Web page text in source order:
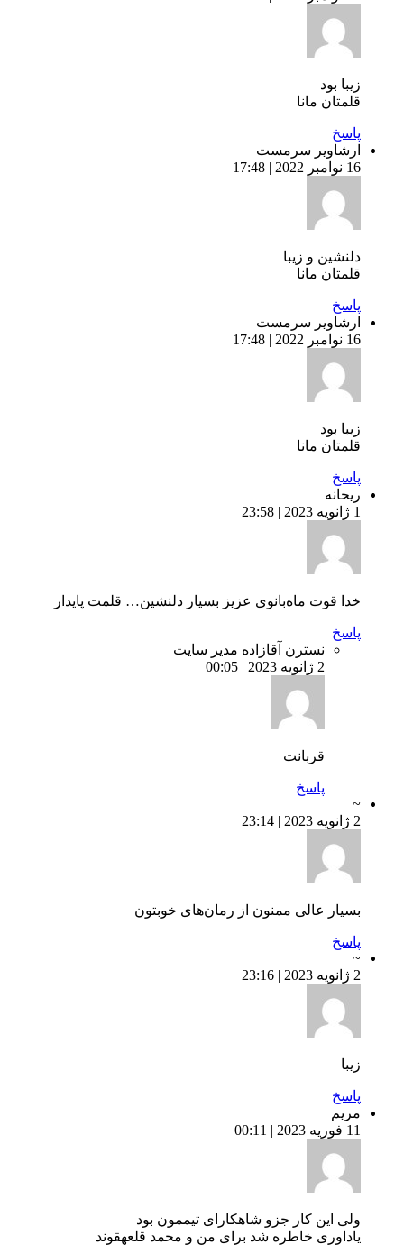
زیبا بود
قلمتان مانا
پاسخ
ارشاویر سرمست
دلنشین و زیبا
قلمتان مانا
پاسخ
ارشاویر سرمست
زیبا بود
قلمتان مانا
پاسخ
ریحانه
خدا قوت ماه‌بانوی عزیز بسیار دلنشین… قلمت پایدار
پاسخ
نسترن آقازادهمدیر سایت
قربانت
پاسخ
بسیار عالی ممنون از رمان‌های خوبتون
پاسخ
پاسخ
مریم
ولی این کار جزو شاهکارای تیممون بود
یاداوری خاطره شد برای من و محمد قلعهقوند